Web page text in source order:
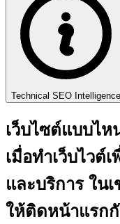
Technical SEO Intelligence
เว็บไซต์แบบไ
เมื่อทำเว็บไวต์
และบริการ ใน
ให้ติดหน้าแรก